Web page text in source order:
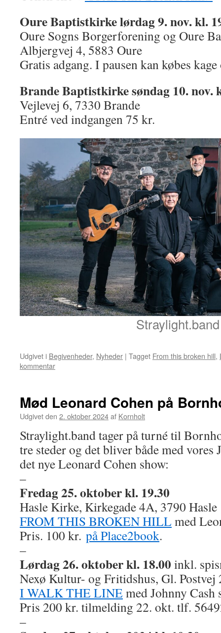
Oure Baptistkirke lørdag 9. nov. kl.
Oure Sogns Borgerforening og Oure
Albjergvej 4, 5883 Oure
Gratis adgang. I pausen kan købes
Brande Baptistkirke søndag 10. nov.
Vejlevej 6, 7330 Brande
Entré ved indgangen 75 kr.
Straylight.band
Udgivet i Begivenheder, Nyheder | Tagget From this broken hill,
kommentar
Mød Leonard Cohen på
Udgivet den 2. oktober 2024af Kornholt
Straylight.band tager på turné til
tre steder og det bliver både med vores
det nye Leonard Cohen show:
–
Fredag 25. oktober kl. 19.30
Hasle Kirke, Kirkegade 4A, 3790 Hasle
FROM THIS BROKEN HILL med
Pris. 100 kr. på Place2book.
–
Lørdag 26. oktober kl. 18.00 inkl.
Nexø Kultur- og Fritidshus, Gl. Postvej
I WALK THE LINE med Johnny Cash
Pris 200 kr. tilmelding 22. okt. tlf.
–